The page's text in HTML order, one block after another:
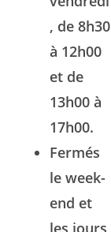
, de 8h30
à 12h00
et de
13h00 à
17h00.
Fermés
le week-
end et
les jours